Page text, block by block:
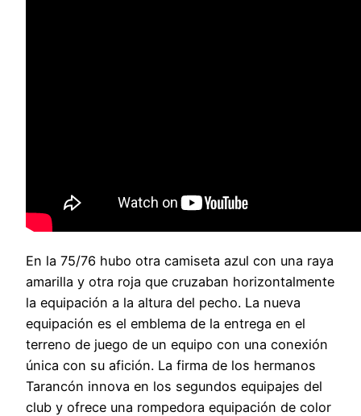
En la 75/76 hubo otra camiseta azul con una raya
amarilla y otra roja que cruzaban horizontalmente
la equipación a la altura del pecho. La nueva
equipación es el emblema de la entrega en el
terreno de juego de un equipo con una conexión
única con su afición. La firma de los hermanos
Tarancón innova en los segundos equipajes del
club y ofrece una rompedora equipación de color